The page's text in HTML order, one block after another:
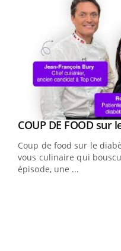
Youtube
COUP DE FOOD sur
Coup de food sur le
vous culinaire qui
épisode, une ...